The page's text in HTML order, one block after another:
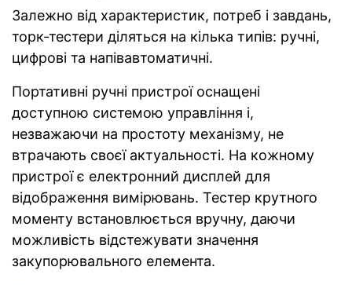
Залежно від характеристик, потреб і завдань,
торк-тестери діляться на кілька типів: ручні,
цифрові та напівавтоматичні.
Портативні ручні пристрої оснащені
доступною системою управління і,
незважаючи на простоту механізму, не
втрачають своєї актуальності. На кожному
пристрої є електронний дисплей для
відображення вимірювань. Тестер крутного
моменту встановлюється вручну, даючи
можливість відстежувати значення
закупорювального елемента.